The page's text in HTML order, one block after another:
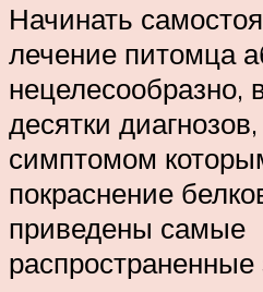
Начинать
лечение питомца
нецелесообразно,
десятки
симптомом
покраснение
приведены самые